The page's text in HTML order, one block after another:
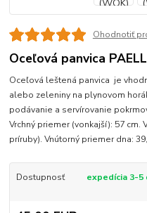
Ohodnotiť
Oceľová panvica
Oceľová leštená panvica je
alebo zeleniny na plynovom
podávanie a servírovanie
Vrchný priemer (vonkajší): 57 cm.
príruby). Vnútorný priemer dna:
Dostupnosť expedícia 3-5